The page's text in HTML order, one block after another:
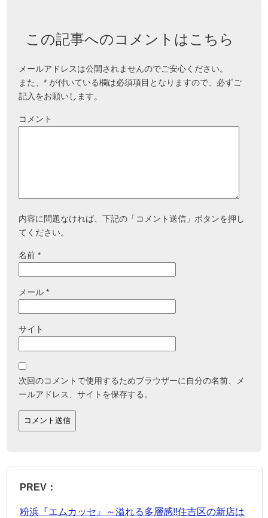
この記事へのコメントはこちら
メールアドレスは公開されませんのでご安心ください。
また、* が付いている欄は必須項目となりますので、必ずご
記入をお願いします。
コメント
内容に問題なければ、下記の「コメント送信」ボタンを押し
てください。
名前*
メール*
サイト
次回のコメントで使用するためブラウザーに自分の名前、メ
ールアドレス、サイトを保存する。
PREV：
粉浜『エムカッセ』～溢れる多層感!!住吉区の新店は